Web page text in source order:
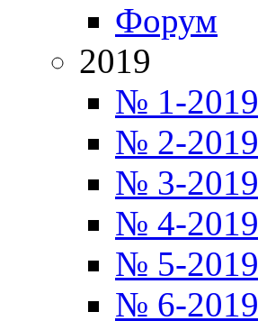
Форум
2019
№ 1-2019
№ 2-2019
№ 3-2019
№ 4-2019
№ 5-2019
№ 6-2019